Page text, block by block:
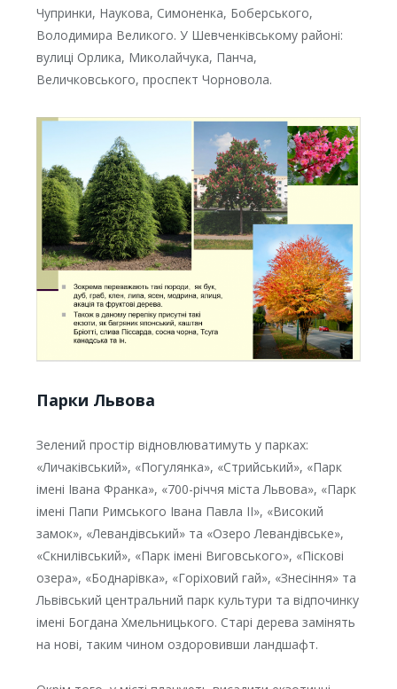
Чупринки, Наукова, Симоненка, Боберського,
Володимира Великого. У Шевченківському районі:
вулиці Орлика, Миколайчука, Панча,
Величковського, проспект Чорновола.
Парки Львова
Зелений простір відновлюватимуть у парках:
«Личаківський», «Погулянка», «Стрийський», «Парк
імені Івана Франка», «700-річчя міста Львова», «Парк
імені Папи Римського Івана Павла ІІ», «Високий
замок», «Левандівський» та «Озеро Левандівське»,
«Скнилівський», «Парк імені Виговського», «Піскові
озера», «Боднарівка», «Горіховий гай», «Знесіння» та
Львівський центральний парк культури та відпочинку
імені Богдана Хмельницького. Старі дерева замінять
на нові, таким чином оздоровивши ландшафт.